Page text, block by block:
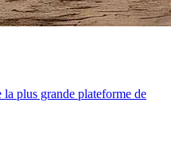
plus grande plateforme de